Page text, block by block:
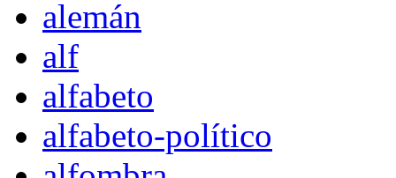
alemán
alf
alfabeto
alfabeto-político